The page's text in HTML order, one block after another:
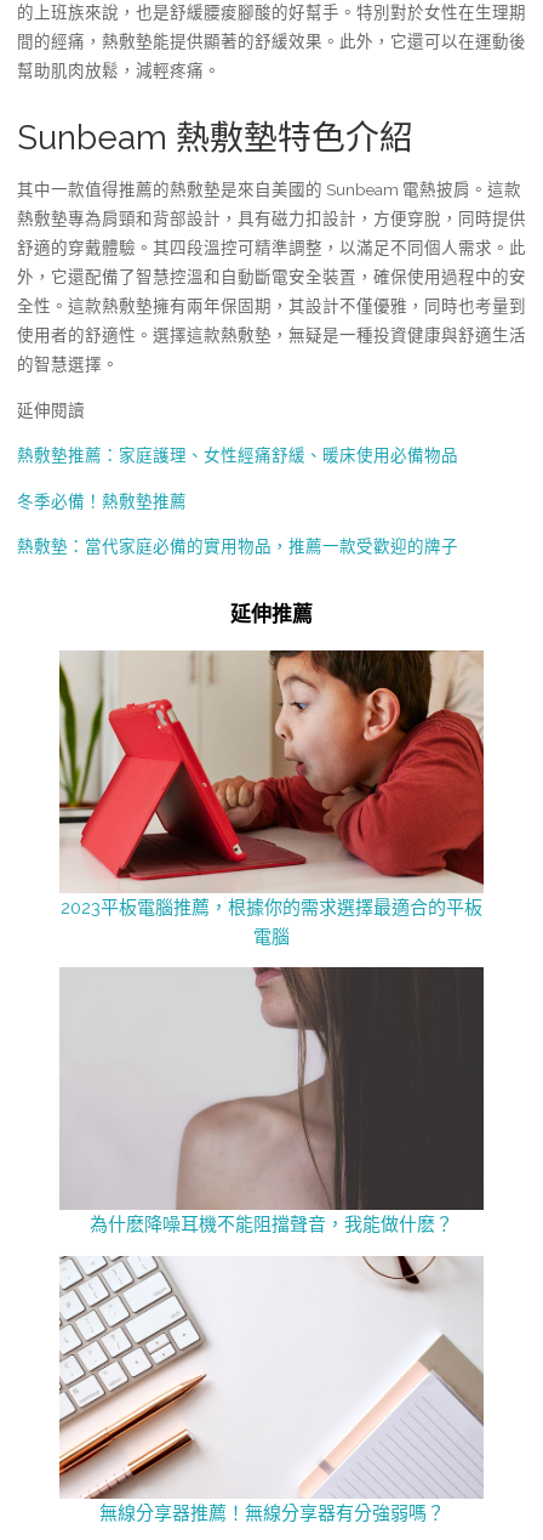
的上班族來說，也是舒緩腰痠腳酸的好幫手。特別對於女性在生理期
間的經痛，熱敷墊能提供顯著的舒緩效果。此外，它還可以在運動後
幫助肌肉放鬆，減輕疼痛。
Sunbeam 熱敷墊特色介紹
其中一款值得推薦的熱敷墊是來自美國的 Sunbeam 電熱披肩。這款
熱敷墊專為肩頸和背部設計，具有磁力扣設計，方便穿脫，同時提供
舒適的穿戴體驗。其四段溫控可精準調整，以滿足不同個人需求。此
外，它還配備了智慧控溫和自動斷電安全裝置，確保使用過程中的安
全性。這款熱敷墊擁有兩年保固期，其設計不僅優雅，同時也考量到
使用者的舒適性。選擇這款熱敷墊，無疑是一種投資健康與舒適生活
的智慧選擇。
延伸閱讀
熱敷墊推薦：家庭護理、女性經痛舒緩、暖床使用必備物品
冬季必備！熱敷墊推薦
熱敷墊：當代家庭必備的實用物品，推薦一款受歡迎的牌子
延伸推薦
2023平板電腦推薦，根據你的需求選擇最適合的平板
電腦
為什麽降噪耳機不能阻擋聲音，我能做什麽？
無線分享器推薦！無線分享器有分強弱嗎？